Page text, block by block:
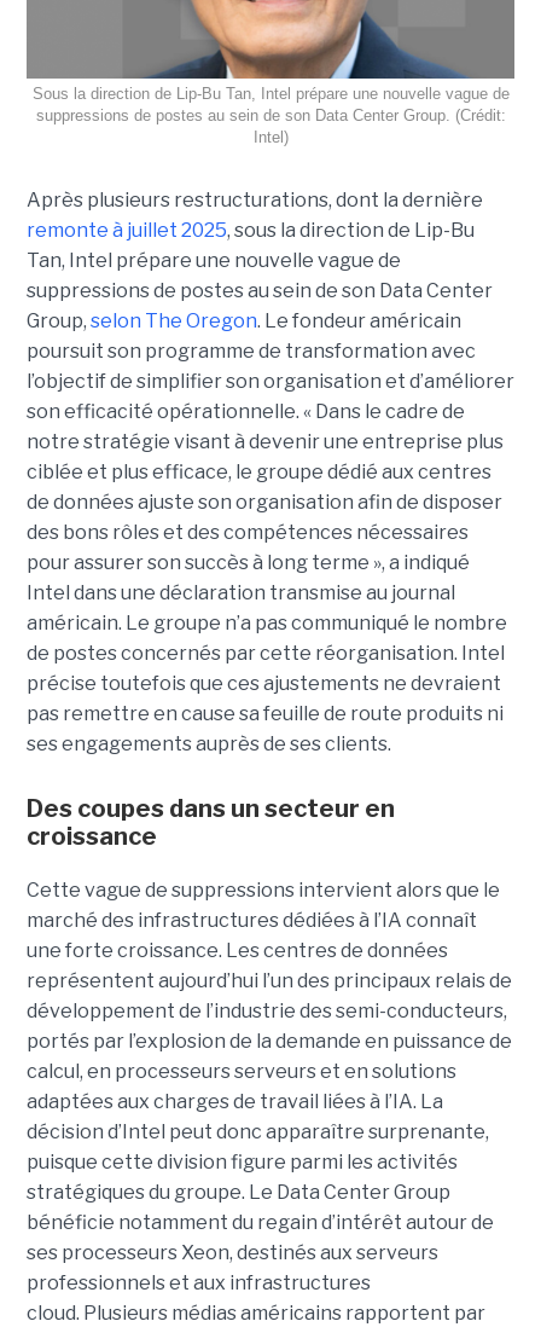
Sous la direction de Lip-Bu Tan, Intel prépare une nouvelle vague de
suppressions de postes au sein de son Data Center Group. (Crédit:
Intel)
Après plusieurs restructurations, dont la dernière
remonte à juillet 2025, sous la direction de Lip-Bu
Tan, Intel prépare une nouvelle vague de
suppressions de postes au sein de son Data Center
Group, selon The Oregon. Le fondeur américain
poursuit son programme de transformation avec
l’objectif de simplifier son organisation et d’améliorer
son efficacité opérationnelle. « Dans le cadre de
notre stratégie visant à devenir une entreprise plus
ciblée et plus efficace, le groupe dédié aux centres
de données ajuste son organisation afin de disposer
des bons rôles et des compétences nécessaires
pour assurer son succès à long terme », a indiqué
Intel dans une déclaration transmise au journal
américain. Le groupe n’a pas communiqué le nombre
de postes concernés par cette réorganisation. Intel
précise toutefois que ces ajustements ne devraient
pas remettre en cause sa feuille de route produits ni
ses engagements auprès de ses clients.
Des coupes dans un secteur en
croissance
Cette vague de suppressions intervient alors que le
marché des infrastructures dédiées à l’IA connaît
une forte croissance. Les centres de données
représentent aujourd’hui l’un des principaux relais de
développement de l’industrie des semi-conducteurs,
portés par l’explosion de la demande en puissance de
calcul, en processeurs serveurs et en solutions
adaptées aux charges de travail liées à l’IA. La
décision d’Intel peut donc apparaître surprenante,
puisque cette division figure parmi les activités
stratégiques du groupe. Le Data Center Group
bénéficie notamment du regain d’intérêt autour de
ses processeurs Xeon, destinés aux serveurs
professionnels et aux infrastructures
cloud. Plusieurs médias américains rapportent par